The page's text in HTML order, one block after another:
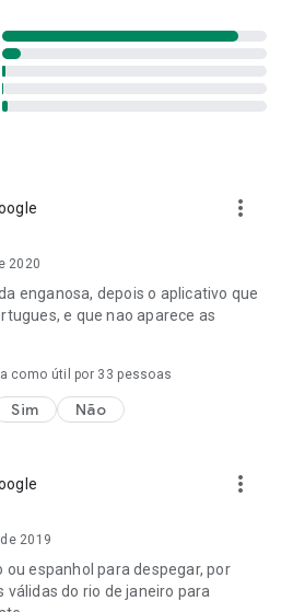
more_vert
2020
enganosa, depois o aplicativo que
e que nao aparece as
como útil por 33 pessoas
Sim Não
more_vert
2019
ou espanhol para despegar, por
do rio de janeiro para